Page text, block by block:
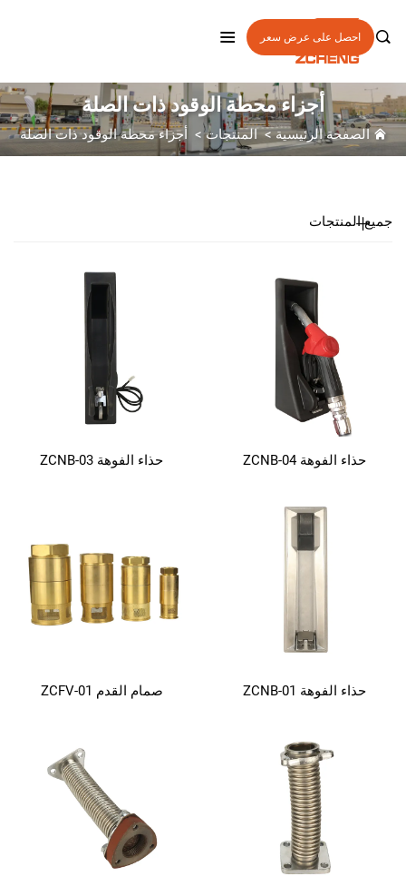
 احصل على عرض سعر
أجزاء محطة الوقود ذات الصلة
الصفحة الرئيسية>المنتجات> أجزاء محطة الوقود ذات الصلة
جميع المنتجات
حذاء الفوهة ZCNB-04 حذاء الفوهة ZCNB-03
حذاء الفوهة ZCNB-01 صمام القدم ZCFV-01